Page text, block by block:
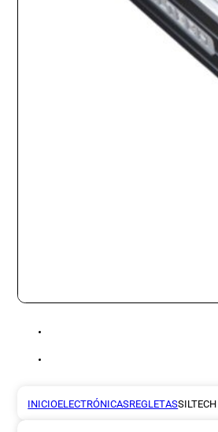
INICIOELECTRÓNICASREGLETAS